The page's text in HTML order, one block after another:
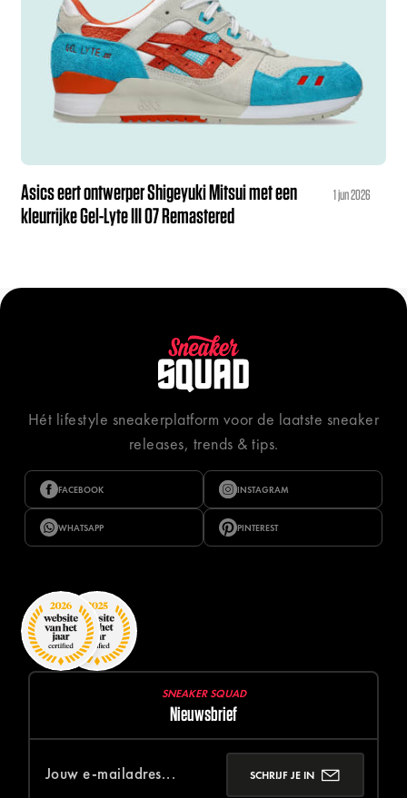
Asics eert ontwerper Shigeyuki Mitsui met een
kleurrijke Gel-Lyte III 07 Remastered
1 jun 2026
Hét lifestyle sneakerplatform voor de laatste sneaker
releases, trends & tips.
FACEBOOK INSTAGRAM
WHATSAPP PINTEREST
SNEAKER SQUAD
Nieuwsbrief
SCHRIJF JE IN